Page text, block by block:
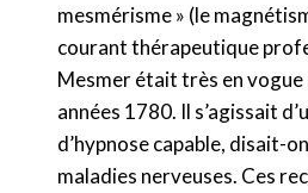
mesmérisme » (le
courant thérapeutique
Mesmer était très en vogue
années 1780. Il s’agissait
d’hypnose capable, disait-
maladies nerveuses. Ces